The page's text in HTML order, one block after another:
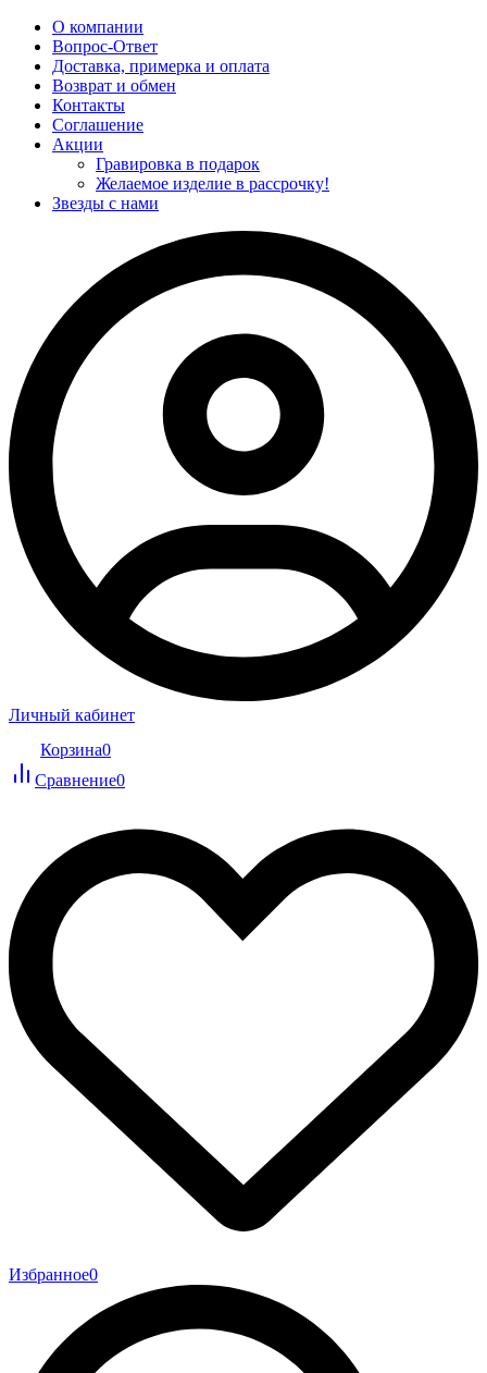
О компании
Вопрос-Ответ
Доставка, примерка и оплата
Возврат и обмен
Контакты
Соглашение
Акции
Гравировка в подарок
Желаемое изделие в рассрочку!
Звезды с нами
Личный кабинет
Корзина0
Сравнение0
Избранное0